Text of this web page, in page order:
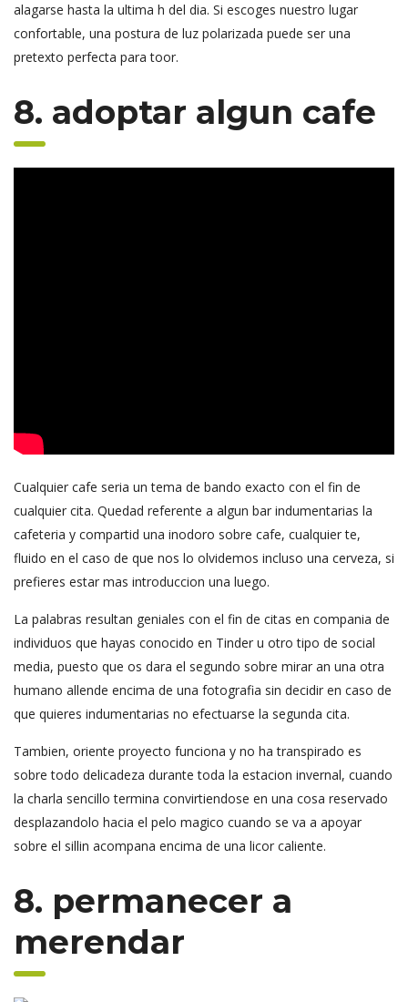
alagarse hasta la ultima h del dia. Si escoges nuestro lugar
confortable, una postura de luz polarizada puede ser una
pretexto perfecta para toor.
8. adoptar algun cafe
Cualquier cafe seria un tema de bando exacto con el fin de
cualquier cita. Quedad referente a algun bar indumentarias la
cafeteria y compartid una inodoro sobre cafe, cualquier te,
fluido en el caso de que nos lo olvidemos incluso una cerveza, si
prefieres estar mas introduccion una luego.
La palabras resultan geniales con el fin de citas en compania de
individuos que hayas conocido en Tinder u otro tipo de social
media, puesto que os dara el segundo sobre mirar an una otra
humano allende encima de una fotografia sin decidir en caso de
que quieres indumentarias no efectuarse la segunda cita.
Tambien, oriente proyecto funciona y no ha transpirado es
sobre todo delicadeza durante toda la estacion invernal, cuando
la charla sencillo termina convirtiendose en una cosa reservado
desplazandolo hacia el pelo magico cuando se va a apoyar
sobre el sillin acompana encima de una licor caliente.
8. permanecer a
merendar